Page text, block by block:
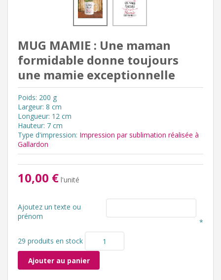
MUG MAMIE : Une maman
formidable donne toujours
une mamie exceptionnelle
Poids: 200 g
Largeur: 8 cm
Longueur: 12 cm
Hauteur: 7 cm
Type d'impression: Impression par sublimation réalisée à
Gallardon
10,00 € l'unité
Ajoutez un texte ou
prénom
*
29 produits en stock
Ajouter au panier